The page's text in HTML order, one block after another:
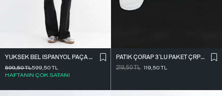
YÜKSEK BEL İ̇SPANYOL PAÇA TAYT TYT0048-E10
599,50TL
HAFTANIN ÇOK SATANI
599,50TL
PATIK ÇORAP 3`LÜ PAKET ÇRP04-F13
219,50TL 119,50TL